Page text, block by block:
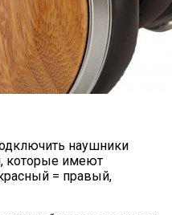
наушники
которые имеют
= правый,